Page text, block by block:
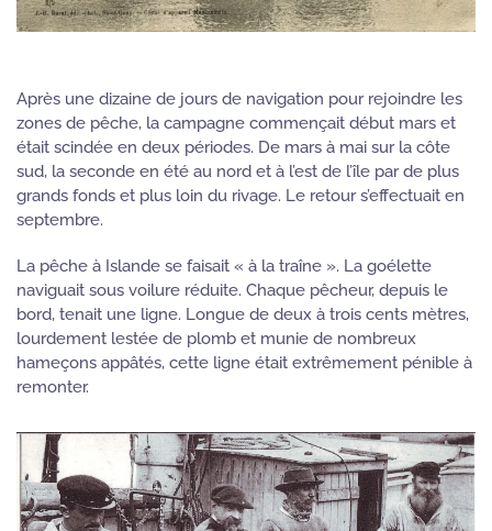
Après une dizaine de jours de navigation pour rejoindre les
zones de pêche, la campagne commençait début mars et
était scindée en deux périodes. De mars à mai sur la côte
sud, la seconde en été au nord et à l’est de l’île par de plus
grands fonds et plus loin du rivage. Le retour s’effectuait en
septembre.
La pêche à Islande se faisait « à la traîne ». La goélette
naviguait sous voilure réduite. Chaque pêcheur, depuis le
bord, tenait une ligne. Longue de deux à trois cents mètres,
lourdement lestée de plomb et munie de nombreux
hameçons appâtés, cette ligne était extrêmement pénible à
remonter.